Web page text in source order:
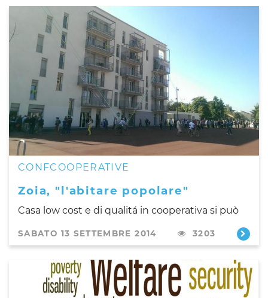
CONFCOOPERATIVE
Zoia, "l'abitare popolare"
Casa low cost e di qualitá in cooperativa si può
SABATO 13 SETTEMBRE 2014 3203